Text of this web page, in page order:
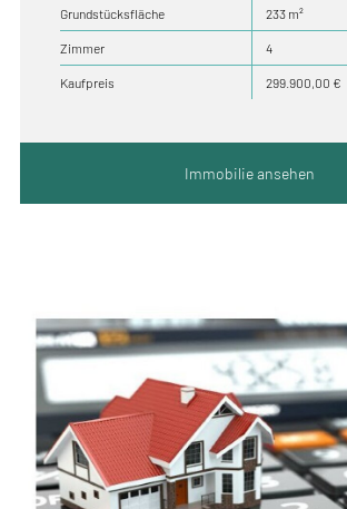
Grundstücksfläche 233 m²
Zimmer 4
Kaufpreis 299.900,00 €
Immobilie ansehen